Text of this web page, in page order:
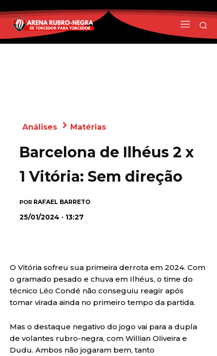
Análises Matérias
Barcelona de Ilhéus 2 x
1 Vitória: Sem direção
POR RAFAEL BARRETO
25/01/2024 · 13:27
O Vitória sofreu sua primeira derrota em 2024. Com
o gramado pesado e chuva em Ilhéus, o time do
técnico Léo Condé não conseguiu reagir após
tomar virada ainda no primeiro tempo da partida.
Mas o destaque negativo do jogo vai para a dupla
de volantes rubro-negra, com Willian Oliveira e
Dudu. Ambos não jogaram bem, tanto